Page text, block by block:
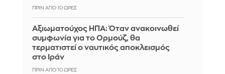
ΠΡΙΝ ΑΠΌ 10 ΏΡΕΣ
Αξιωματούχος ΗΠΑ: Όταν ανακοινωθεί
συμφωνία για το Ορμούζ, θα
τερματιστεί ο ναυτικός αποκλεισμός
στο Ιράν
ΠΡΙΝ ΑΠΌ 10 ΏΡΕΣ